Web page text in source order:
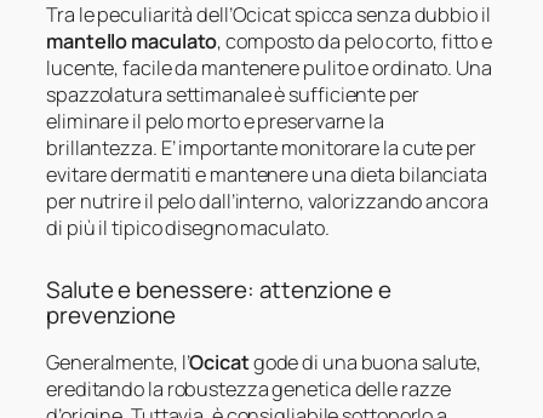
Tra le peculiarità dell’Ocicat spicca senza dubbio il
mantello maculato, composto da pelo corto, fitto e
lucente, facile da mantenere pulito e ordinato. Una
spazzolatura settimanale è sufficiente per
eliminare il pelo morto e preservarne la
brillantezza. E’ importante monitorare la cute per
evitare dermatiti e mantenere una dieta bilanciata
per nutrire il pelo dall’interno, valorizzando ancora
di più il tipico disegno maculato.
Salute e benessere: attenzione e
prevenzione
Generalmente, l’Ocicatgode di una buona salute,
ereditando la robustezza genetica delle razze